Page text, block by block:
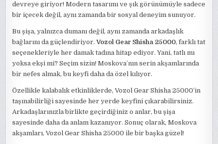
devreye giriyor! Modern tasarımı ve şık görünümüyle sadece
bir içecek değil, aynı zamanda bir sosyal deneyim sunuyor.
Bu şişa, yalnızca dumanı değil, aynı zamanda arkadaşlık
bağlarını da güçlendiriyor.Vozol Gear Shisha 25000, farklı tat
seçenekleriyle her damak tadına hitap ediyor. Yani, tatlı mı
yoksa ekşi mi? Seçim sizin! Moskova’nın serin akşamlarında
bir nefes almak, bu keyfi daha da özel kılıyor.
Özellikle kalabalık etkinliklerde, Vozol Gear Shisha 25000’in
taşınabilirliği sayesinde her yerde keyfini çıkarabilirsiniz.
Arkadaşlarınızla birlikte geçirdiğiniz o anlar, bu şişa
sayesinde daha da anlam kazanıyor. Sonuç olarak, Moskova
akşamları, Vozol Gear Shisha 25000 ile bir başka güzel!